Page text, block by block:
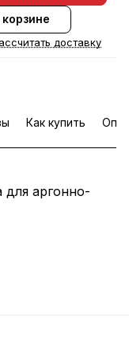
корзине
доставку
Как купить
аргонно-